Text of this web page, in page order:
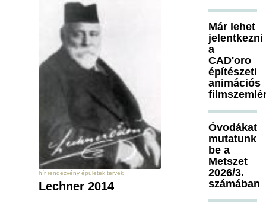
hír rendezvény épületek tervek
Lechner 2014
Már lehet
jelentkezni
a
CAD'oro
építészeti
animációs
Óvodákat
mutatunk
be a
Metszet
2026/3.
számában